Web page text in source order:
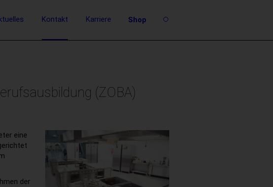
Kontakt Karriere Shop
(ZOBA)
eine
der